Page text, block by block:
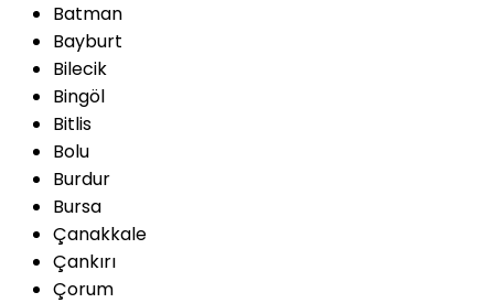
Batman
Bayburt
Bilecik
Bingöl
Bitlis
Bolu
Burdur
Bursa
Çanakkale
Çankırı
Çorum